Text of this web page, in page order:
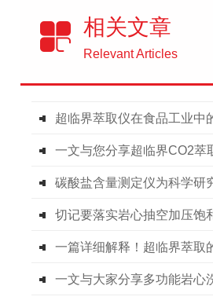
相关文章
Relevant Articles